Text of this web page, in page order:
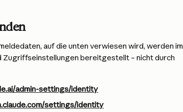
auf die unten verwiesen wird, werden im
bereitgestellt – nicht durch
admin-settings/identity
settings/identity